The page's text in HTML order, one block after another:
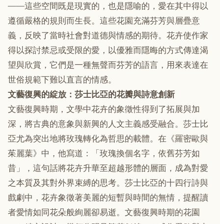
——這些空間既是現實的，也是隱喻的，愛在其中得以
遵循嚴格的規則而生長。這些花園充滿芬芳與層疊意
義，反映了當時社會對道德與情感的期待。花卉使作家
得以探討禁忌或受限的愛，以優雅而隱晦的方式傳達渴
望與欣賞，它們是一種無聲而芬芳的語言，用來表達在
世俗規範下難以直言的情感。
文藝復興的綻放：莎士比亞的花瓣與詩意創新
文藝復興時期，文學中花卉的象徵性得到了拓展與加
深，將古典的意象與新興的人文主義感受融合。莎士比
亞尤為突出地將玫瑰轉化為哲思的載體。在《羅密歐與
茱麗葉》中，他寫道：「玫瑰換個名字，依舊芬芳如
昔」，這句話將花卉升華至超越形體的層面，成為對愛
之本質及其對外界束縛的思考。莎士比亞的十四行詩與
戲劇中，花卉象徵著美麗的短暫與時間的無情，提醒讀
者愛情如同花朵般絢麗卻易逝。文藝復興時期的花園